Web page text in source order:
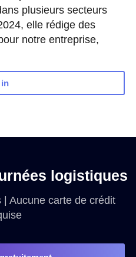
plusieurs secteurs
elle rédige des
notre entreprise,
in
logistiques
Aucune carte de crédit